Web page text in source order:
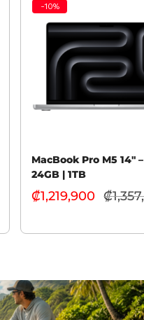
-10%
MacBook Pro M5 14″ –
24GB | 1TB
₡1,219,900 ₡